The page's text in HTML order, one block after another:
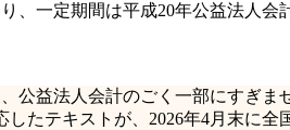
、一定期間は平成20年公益法人会
公益法人会計のごく一部にすぎ
たテキストが、2026年4月末に全